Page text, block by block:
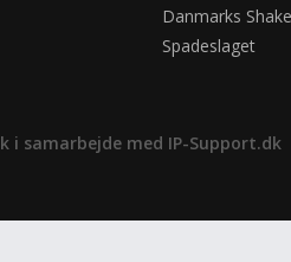
Danmarks
Spadeslaget
i samarbejde med IP-Support.dk